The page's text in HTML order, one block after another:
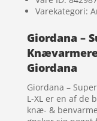
Varekategori:
Giordana –
Knævarmere
Giordana
Giordana –
L-XL er en af de
knæ- &